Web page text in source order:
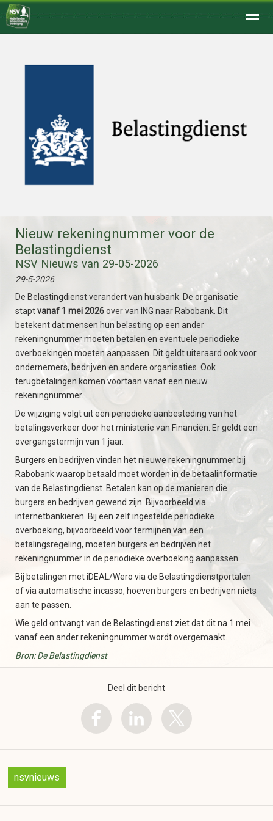
Nieuw rekeningnummer voor de
Belastingdienst
NSV Nieuws van 29-05-2026
29-5-2026
De Belastingdienst verandert van huisbank. De organisatie
staptvanaf 1 mei 2026over van ING naar Rabobank. Dit
betekent dat mensen hun belasting op een ander
rekeningnummer moeten betalen en eventuele periodieke
overboekingen moeten aanpassen. Dit geldt uiteraard ook voor
ondernemers, bedrijven en andere organisaties. Ook
terugbetalingen komen voortaan vanaf een nieuw
rekeningnummer.
De wijziging volgt uit een periodieke aanbesteding van het
betalingsverkeer door het ministerie van Financiën. Er geldt een
overgangstermijn van 1 jaar.
Burgers en bedrijven vinden het nieuwe rekeningnummer bij
Rabobank waarop betaald moet worden in de betaalinformatie
van de Belastingdienst. Betalen kan op de manieren die
burgers en bedrijven gewend zijn. Bijvoorbeeld via
internetbankieren. Bij een zelf ingestelde periodieke
overboeking, bijvoorbeeld voor termijnen van een
betalingsregeling, moeten burgers en bedrijven het
rekeningnummer in de periodieke overboeking aanpassen.
Bij betalingen met iDEAL/Wero via de Belastingdienstportalen
of via automatische incasso, hoeven burgers en bedrijven niets
aan te passen.
Wie geld ontvangt van de Belastingdienst ziet dat dit na 1 mei
vanaf een ander rekeningnummer wordt overgemaakt.
Bron: De Belastingdienst
Deel dit bericht
nsvnieuws